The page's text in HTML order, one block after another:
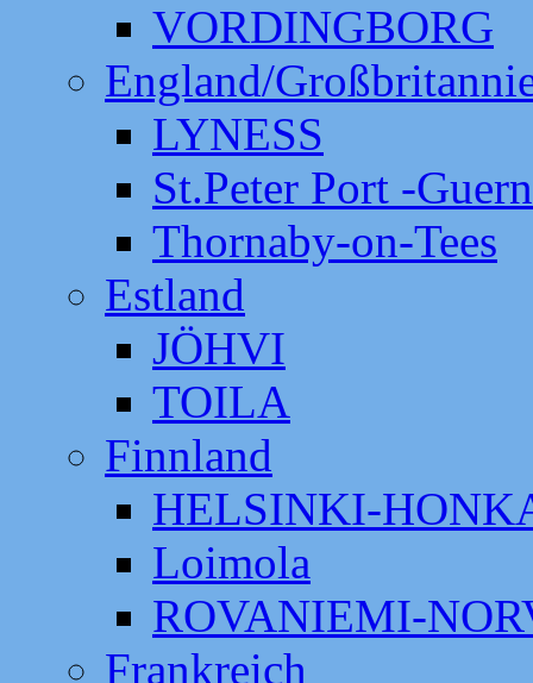
VORDINGBORG
England/
LYNESS
St.Peter Port -
Thornaby-on-Tees
Estland
JÖHVI
TOILA
Finnland
HELSINKI-
Loimola
ROVANIEMI-
Frankreich